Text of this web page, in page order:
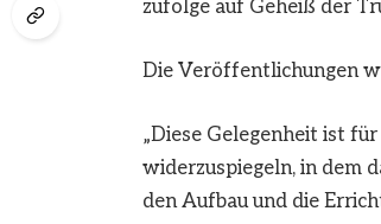
zufolge auf Geheiß der
Die Veröffentlichungen
„Diese Gelegenheit ist
widerzuspiegeln, in dem
den Aufbau und die